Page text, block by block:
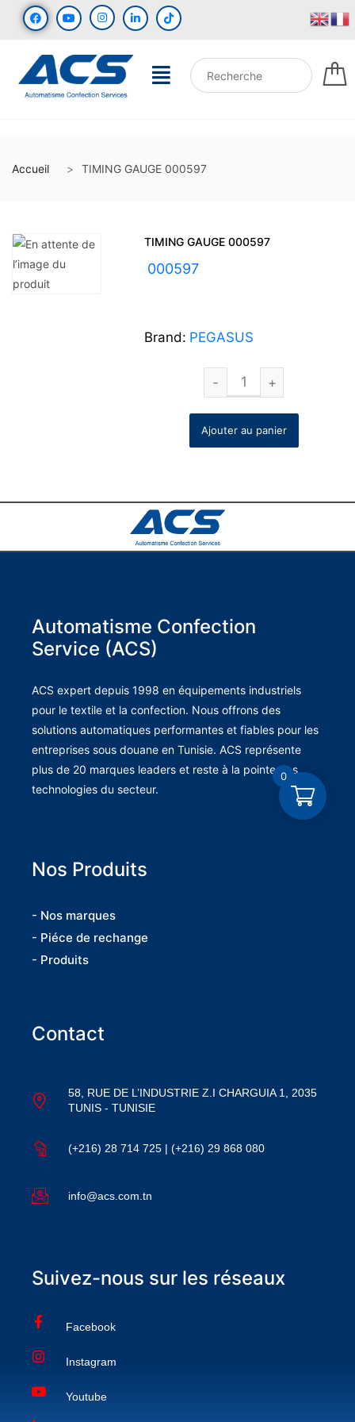
Accueil TIMING GAUGE 000597
TIMING GAUGE 000597
000597
Brand: PEGASUS
Ajouter au panier
Automatisme Confection
Service (ACS)
ACS expert depuis 1998 en équipements industriels
pour le textile et la confection. Nous offrons des
solutions automatiques performantes et fiables pour les
entreprises sous douane en Tunisie. ACS représente
plus de 20 marques leaders et reste à la pointe des
technologies du secteur.
Nos Produits
- Nos marques
- Piéce de rechange
- Produits
Contact
58, RUE DE L’INDUSTRIE Z.I CHARGUIA 1, 2035
TUNIS - TUNISIE
(+216) 28 714 725 | (+216) 29 868 080
info@acs.com.tn
Suivez-nous sur les réseaux
Facebook
Instagram
Youtube
0